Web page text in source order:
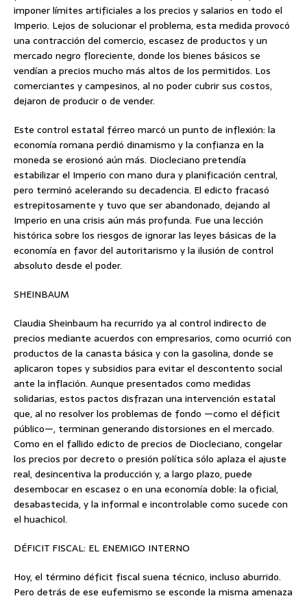
imponer límites artificiales a los precios y salarios en todo el
Imperio. Lejos de solucionar el problema, esta medida provocó
una contracción del comercio, escasez de productos y un
mercado negro floreciente, donde los bienes básicos se
vendían a precios mucho más altos de los permitidos. Los
comerciantes y campesinos, al no poder cubrir sus costos,
dejaron de producir o de vender.
Este control estatal férreo marcó un punto de inflexión: la
economía romana perdió dinamismo y la confianza en la
moneda se erosionó aún más. Diocleciano pretendía
estabilizar el Imperio con mano dura y planificación central,
pero terminó acelerando su decadencia. El edicto fracasó
estrepitosamente y tuvo que ser abandonado, dejando al
Imperio en una crisis aún más profunda. Fue una lección
histórica sobre los riesgos de ignorar las leyes básicas de la
economía en favor del autoritarismo y la ilusión de control
absoluto desde el poder.
SHEINBAUM
Claudia Sheinbaum ha recurrido ya al control indirecto de
precios mediante acuerdos con empresarios, como ocurrió con
productos de la canasta básica y con la gasolina, donde se
aplicaron topes y subsidios para evitar el descontento social
ante la inflación. Aunque presentados como medidas
solidarias, estos pactos disfrazan una intervención estatal
que, al no resolver los problemas de fondo —como el déficit
público—, terminan generando distorsiones en el mercado.
Como en el fallido edicto de precios de Diocleciano, congelar
los precios por decreto o presión política sólo aplaza el ajuste
real, desincentiva la producción y, a largo plazo, puede
desembocar en escasez o en una economía doble: la oficial,
desabastecida, y la informal e incontrolable como sucede con
el huachicol.
DÉFICIT FISCAL: EL ENEMIGO INTERNO
Hoy, el término déficit fiscal suena técnico, incluso aburrido.
Pero detrás de ese eufemismo se esconde la misma amenaza